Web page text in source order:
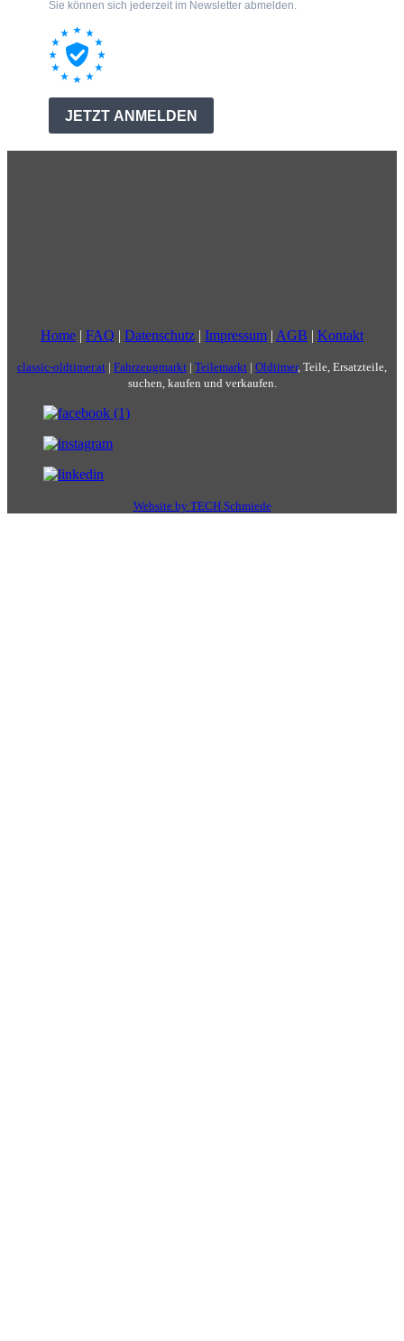
Home | FAQ | Datenschutz | Impressum | AGB | Kontakt
classic-oldtimer.at | Fahrzeugmarkt | Teilemarkt | Oldtimer, Teile, Ersatzteile,
suchen, kaufen und verkaufen.
Website by TECH Schmiede